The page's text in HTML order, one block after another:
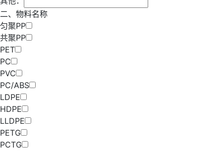
二、物料名称
匀聚PP
共聚PP
PET
PC
PVC
PC/ABS
LDPE
HDPE
LLDPE
PETG
PCTG